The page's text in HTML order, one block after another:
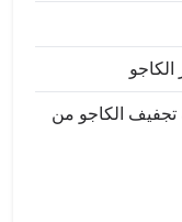
الكاجو من